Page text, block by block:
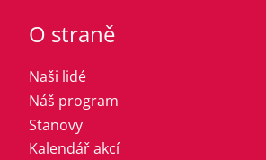
O straně
Naši lidé
Náš program
Stanovy
Kalendář akcí